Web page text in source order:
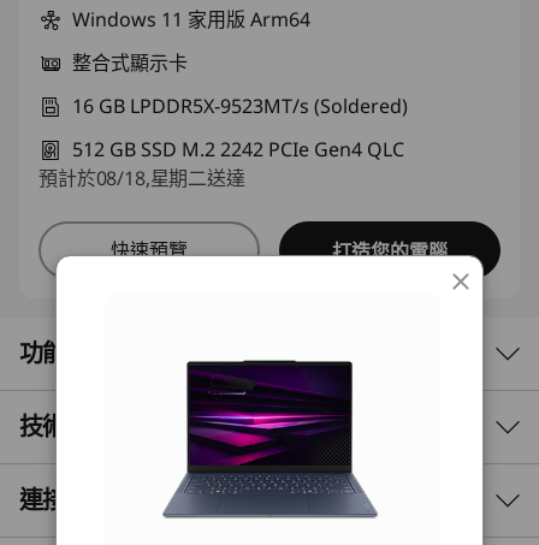
Windows 11 家用版 Arm64
整合式顯示卡
16 GB LPDDR5X-9523MT/s (Soldered)
512 GB SSD M.2 2242 PCIe Gen4 QLC
預計於08/18,星期二送達
快速預覽 打造您的電腦
功能
極致輕薄，勢不可擋
隨時隨地保持穩定電源
技術規格
效能
連接埠與插槽